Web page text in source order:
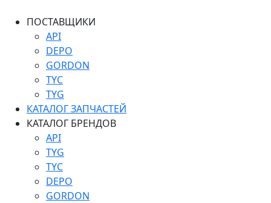
ПОСТАВЩИКИ
API
DEPO
GORDON
TYC
TYG
КАТАЛОГ ЗАПЧАСТЕЙ
КАТАЛОГ БРЕНДОВ
API
TYG
TYC
DEPO
GORDON